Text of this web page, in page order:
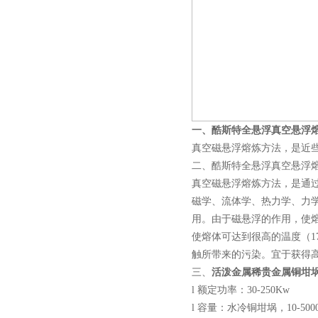
一、酷斯特全悬浮真空悬浮
真空磁悬浮熔炼方法，是近
二、酷斯特全悬浮真空悬浮
真空磁悬浮熔炼方法，是通
磁学、流体学、热力学、力
用。由于磁悬浮的作用，使
使熔体可达到很高的温度（
触所带来的污染。宜于获得
三、 活泼金属稀贵金属铜坩
l 额定功率：30-250Kw
l 容量：水冷铜坩埚，10-